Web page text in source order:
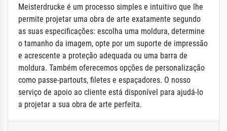
Meisterdrucke é um processo simples e intuitivo que lhe
permite projetar uma obra de arte exatamente segundo
as suas especificações: escolha uma moldura, determine
o tamanho da imagem, opte por um suporte de impressão
e acrescente a proteção adequada ou uma barra de
moldura. Também oferecemos opções de personalização
como passe-partouts, filetes e espaçadores. O nosso
serviço de apoio ao cliente está disponível para ajudá-lo
a projetar a sua obra de arte perfeita.